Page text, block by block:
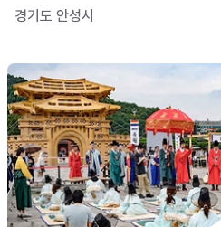
경기도 안성시